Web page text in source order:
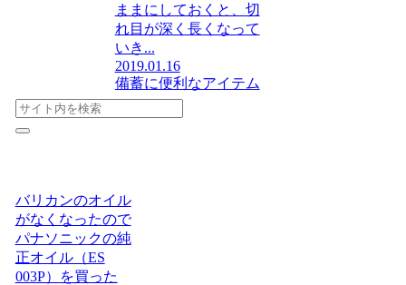
ままにしておくと、切
れ目が深く長くなって
いき...
2019.01.16
備蓄に便利なアイテム
バリカンのオイル
がなくなったので
パナソニックの純
正オイル（ES
003P）を買った